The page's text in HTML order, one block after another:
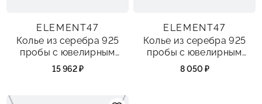
ELEMENT47
Колье из серебра 925
пробы с ювелирным
стеклом и фианитами
15 962 ₽
ELEMENT47
Колье из серебра 925
пробы с ювелирным
стеклом
8 050 ₽